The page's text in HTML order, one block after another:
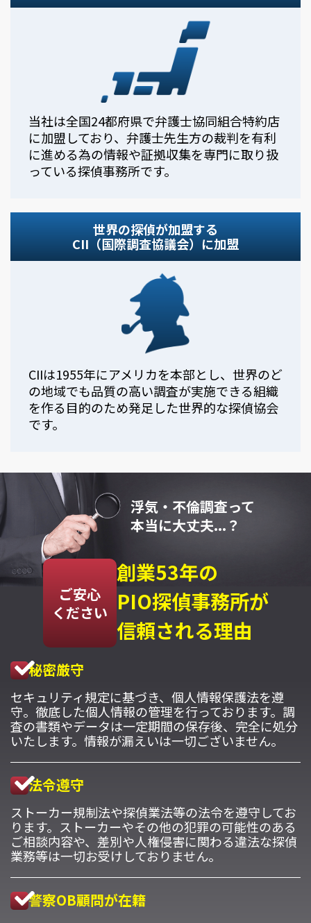
当社は全国24都府県で弁護士協同組合特約店
に加盟しており、弁護士先生方の裁判を有利
に進める為の情報や証拠収集を専門に取り扱
っている探偵事務所です。
世界の探偵が加盟する
CII（国際調査協議会）に加盟
CIIは1955年にアメリカを本部とし、世界のど
の地域でも品質の高い調査が実施できる組織
を作る目的のため発足した世界的な探偵協会
です。
浮気・不倫調査って
本当に大丈夫...？
ご安心
ください
創業53年の
PIO探偵事務所が
信頼される理由
秘密厳守
セキュリティ規定に基づき、個人情報保護法を遵
守。徹底した個人情報の管理を行っております。調
査の書類やデータは一定期間の保存後、完全に処分
いたします。情報が漏えいは一切ございません。
法令遵守
ストーカー規制法や探偵業法等の法令を遵守してお
ります。ストーカーやその他の犯罪の可能性のある
ご相談内容や、差別や人権侵害に関わる違法な探偵
業務等は一切お受けしておりません。
警察OB顧問が在籍